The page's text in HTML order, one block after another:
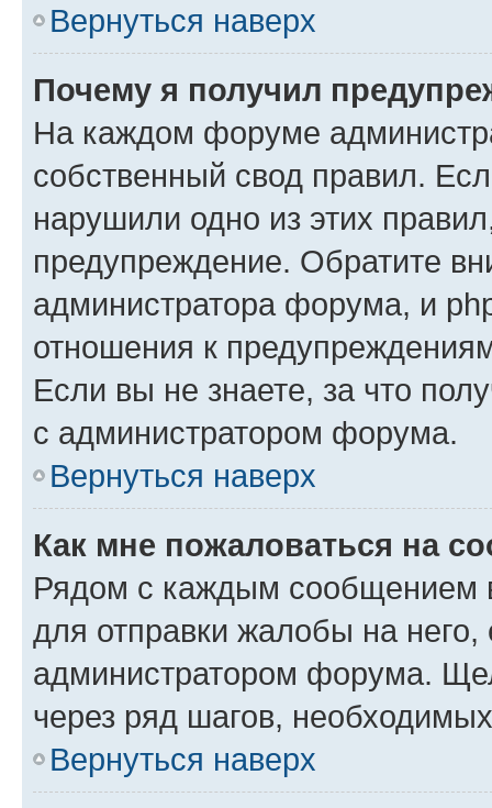
Вернуться наверх
Почему я получил
На каждом форуме
собственный свод правил.
нарушили одно из этих
предупреждение. Обратите
администратора форума, и
отношения к
Если вы не знаете, за что
с администратором форума.
Вернуться наверх
Как мне пожаловаться на
Рядом с каждым сообщением
для отправки жалобы на
администратором форума.
через ряд шагов,
Вернуться наверх